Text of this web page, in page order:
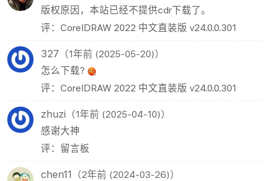
版权原因，本站已经不提供cdr下载了。
评：CorelDRAW 2022 中文直装版 v24.0.0.301
327 （1年前 (2025-05-20)）
怎么下载?
评：CorelDRAW 2022 中文直装版 v24.0.0.301
zhuzi （1年前 (2025-04-10)）
感谢大神
评：留言板
chen11 （2年前 (2024-03-26)）